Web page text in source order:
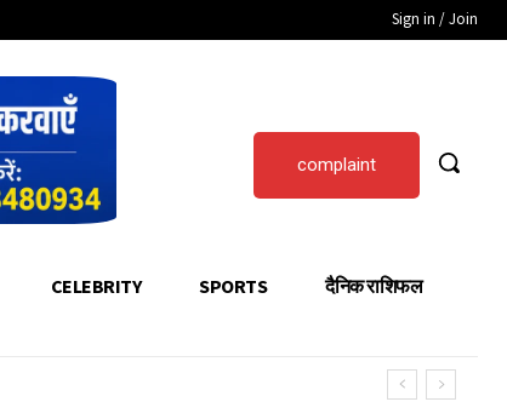
Sign in / Join
complaint
CELEBRITY SPORTS दैनिक राशिफल